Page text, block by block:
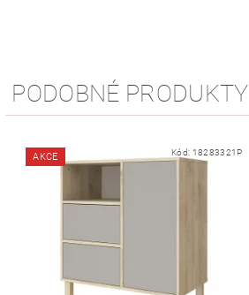
PODOBNÉ PRODUKTY
AKCE Kód: 18283321P